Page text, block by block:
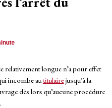
relativement longue n’a pour effet
incombe autitulairejusqu’à la
dès lors qu’aucune procédure